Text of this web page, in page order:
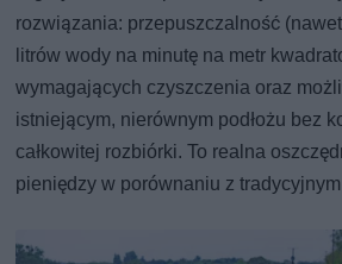
rozwiązania: przepuszczalność
litrów wody na minutę na metr
wymagających czyszczenia oraz
istniejącym, nierównym podłożu bez
całkowitej rozbiórki. To realna
pieniędzy w porównaniu z